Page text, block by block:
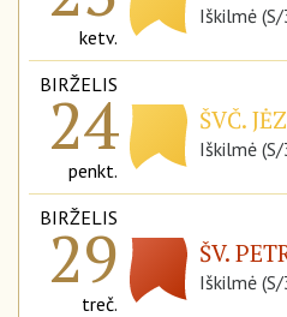
ketv.
Iškilmė (S/
BIRŽELIS
24
penkt.
ŠVČ.
Iškilmė (S/
BIRŽELIS
29
treč.
ŠV.
Iškilmė (S/